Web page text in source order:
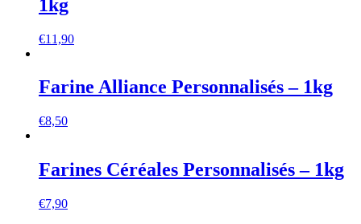
1kg
€11,90
Farine Alliance Personnalisés – 1kg
€8,50
Farines Céréales Personnalisés – 1kg
€7,90